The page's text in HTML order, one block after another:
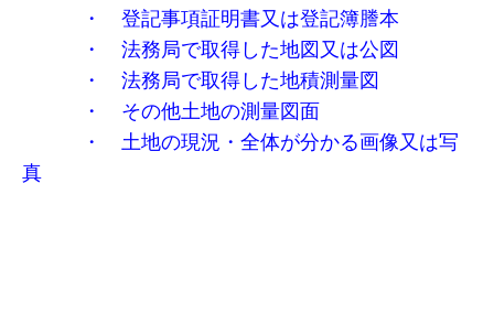
・ 登記事項証明書又は登記簿謄本
・ 法務局で取得した地図又は公図
・ 法務局で取得した地積測量図
・ その他土地の測量図面
・ 土地の現況・全体が分かる画像又は写
真